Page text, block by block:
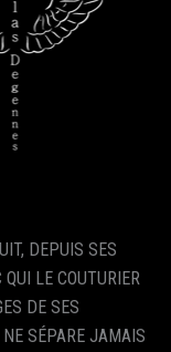
DEPUIS SES
LE COUTURIER
DE SES
SÉPARE JAMAIS